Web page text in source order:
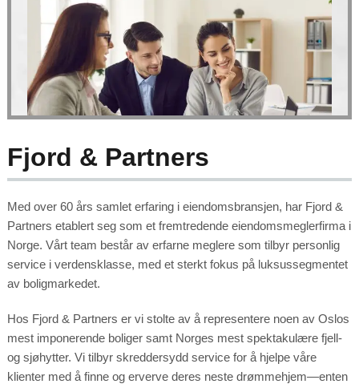
Fjord & Partners
Med over 60 års samlet erfaring i eiendomsbransjen, har Fjord &
Partners etablert seg som et fremtredende eiendomsmeglerfirma i
Norge. Vårt team består av erfarne meglere som tilbyr personlig
service i verdensklasse, med et sterkt fokus på luksussegmentet
av boligmarkedet.
Hos Fjord & Partners er vi stolte av å representere noen av Oslos
mest imponerende boliger samt Norges mest spektakulære fjell-
og sjøhytter. Vi tilbyr skreddersydd service for å hjelpe våre
klienter med å finne og erverve deres neste drømmehjem—enten